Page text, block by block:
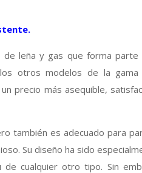
de leña y gas que forma parte
otros modelos de la gama
precio más asequible,
también es adecuado para
Su diseño ha sido
cualquier otro tipo. Sin